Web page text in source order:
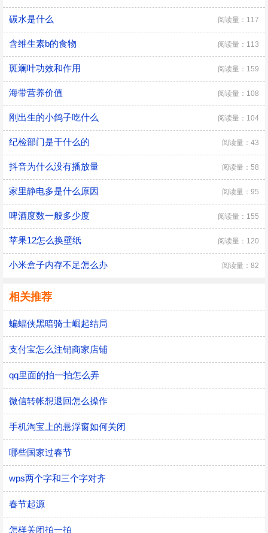
碳水是什么 阅读量：117
含维生素b的食物 阅读量：113
斑斓叶功效和作用 阅读量：159
海带营养价值 阅读量：108
刚出生的小鸽子吃什么 阅读量：104
纪检部门是干什么的 阅读量：43
抖音为什么没有播放量 阅读量：58
家里静电多是什么原因 阅读量：95
啤酒度数一般多少度 阅读量：155
苹果12怎么换壁纸 阅读量：120
小米盒子内存不足怎么办 阅读量：82
相关推荐
蝙蝠侠黑暗骑士崛起结局
支付宝怎么注销商家店铺
qq里面的拍一拍怎么弄
微信转帐想退回怎么操作
手机淘宝上的悬浮窗如何关闭
哪些国家过春节
wps两个字和三个字对齐
春节起源
怎样关闭拍一拍